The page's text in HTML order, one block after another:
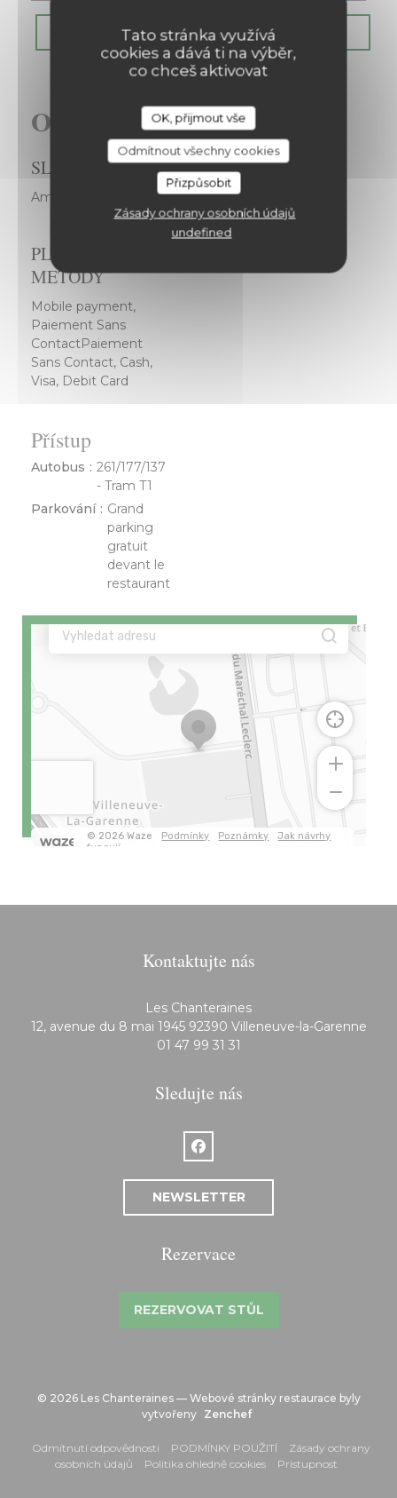
Tato stránka využívá
cookies a dává ti na výběr,
co chceš aktivovat
OK, přijmout vše
Odmítnout všechny cookies
Přizpůsobit
Zásady ochrany osobních údajů
undefined
REZERVOVAT STŮL
Obecné informace
SLUŽBY
Amazing View
PLATEBNÍ
METODY
Mobile payment,
Paiement Sans
ContactPaiement
Sans Contact, Cash,
Visa, Debit Card
Přístup
Autobus
261/177/137
- Tram T1
Parkování
Grand
parking
gratuit
devant le
restaurant
Kontaktujte nás
Les Chanteraines
12, avenue du 8 mai 1945 92390 Villeneuve-la-Garenne
01 47 99 31 31
Sledujte nás
Facebook ((otevře se v novém
NEWSLETTER
Rezervace
REZERVOVAT STŮL
© 2026 Les Chanteraines — Webové stránky restaurace byly
vytvořeny Zenchef((otevře se v novém
Odmítnutí odpovědnosti((otevře se v novém okně))
PODMÍNKY POUŽITÍ((otevře se v novém
Zásady ochrany
osobních údajů ((otevře se v novém okně))
Politika ohledně cookies((otevře se v novém
Pristupnost
Les Chanteraines